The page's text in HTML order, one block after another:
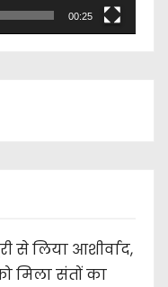
00:25
से लिया आशीर्वाद,
मिला संतों का